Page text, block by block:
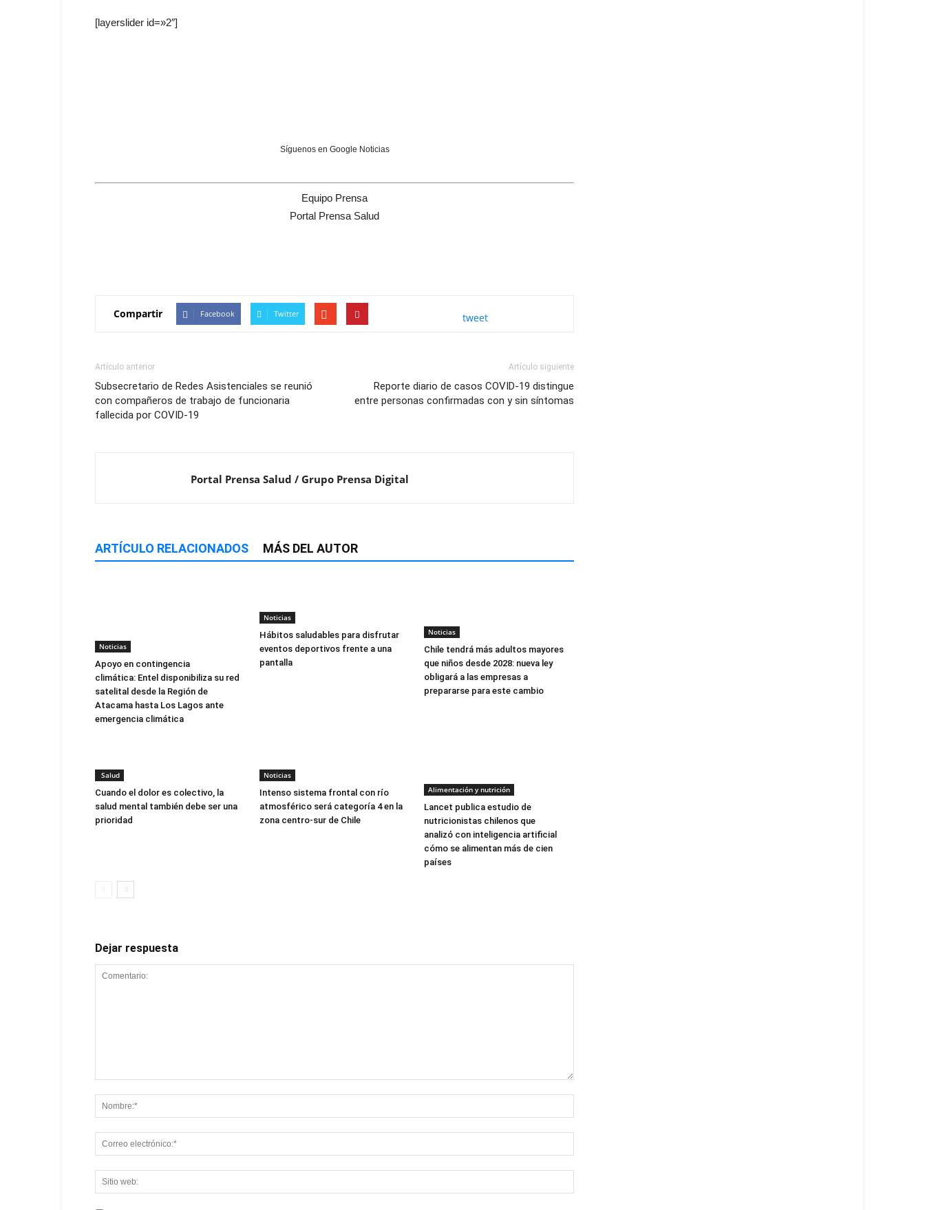
[layerslider id=»2″]
Síguenos en Google Noticias
Equipo Prensa
Portal Prensa Salud
Compartir Facebook Twitter tweet
Artículo anterior
Subsecretario de Redes Asistenciales se reunió
con compañeros de trabajo de funcionaria
fallecida por COVID-19
Artículo siguiente
Reporte diario de casos COVID-19 distingue
entre personas confirmadas con y sin síntomas
Portal Prensa Salud / Grupo Prensa Digital
ARTÍCULO RELACIONADOS MÁS DEL AUTOR
Noticias
Apoyo en contingencia
climática: Entel disponibiliza su red
satelital desde la Región de
Atacama hasta Los Lagos ante
emergencia climática
Noticias
Hábitos saludables para disfrutar
eventos deportivos frente a una
pantalla
Noticias
Chile tendrá más adultos mayores
que niños desde 2028: nueva ley
obligará a las empresas a
prepararse para este cambio
Salud
Cuando el dolor es colectivo, la
salud mental también debe ser una
prioridad
Noticias
Intenso sistema frontal con río
atmosférico será categoría 4 en la
zona centro-sur de Chile
Alimentación y nutrición
Lancet publica estudio de
nutricionistas chilenos que
analizó con inteligencia artificial
cómo se alimentan más de cien
países
Dejar respuesta